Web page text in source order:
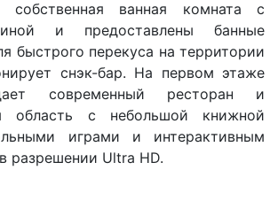
собственная ванная комната с
и предоставлены банные
быстрого перекуса на территории
снэк-бар. На первом этаже
современный ресторан и
область с небольшой книжной
играми и интерактивным
разрешении Ultra HD.